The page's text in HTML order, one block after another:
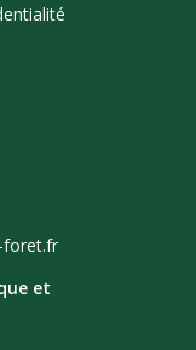
foret.fr
et